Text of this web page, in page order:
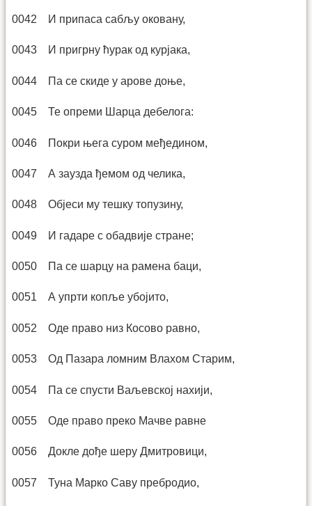
0042 И припаса сабљу оковану,
0043 И пригрну ћурак од курјака,
0044 Па се скиде у арове доње,
0045 Те опреми Шарца дебелога:
0046 Покри њега суром међедином,
0047 А заузда ђемом од челика,
0048 Објеси му тешку топузину,
0049 И гадаре с обадвије стране;
0050 Па се шарцу на рамена баци,
0051 А упрти копље убојито,
0052 Оде право низ Косово равно,
0053 Од Пазара ломним Влахом Старим,
0054 Па се спусти Ваљевској нахији,
0055 Оде право преко Мачве равне
0056 Докле дође шеру Дмитровици,
0057 Туна Марко Саву пребродио,